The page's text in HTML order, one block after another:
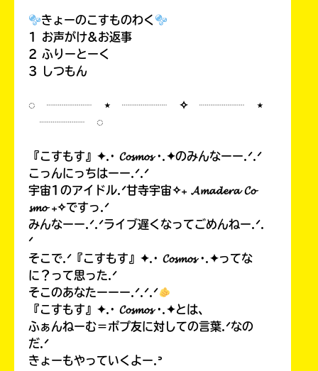
きょーのこすものわく
1 お声がけ&お返事
2 ふりーとーく
3 しつもん
◌ ┈┈┈┈ ⋆ ┈┈┈┈ ✧ ┈┈┈┈ ⋆
┈┈┈┈ ◌
『こすもす』✦.· 𝓒𝓸𝓼𝓶𝓸𝓼 ·.✦のみんなーー.ᐟ.ᐟ
こっんにっちはーー.ᐟ.ᐟ
宇宙1のアイドル.ᐟ甘寺宇宙✧₊ 𝓐𝓶𝓪𝓭𝓮𝓻𝓪 𝓒𝓸
𝓼𝓶𝓸 ₊✧ですっ.ᐟ
みんなーー.ᐟ.ᐟライブ遅くなってごめんねー.ᐟ.
ᐟ
そこで.ᐟ『こすもす』✦.· 𝓒𝓸𝓼𝓶𝓸𝓼 ·.✦ってな
に？って思った.ᐟ
そこのあなたーーー.ᐟ.ᐟ.ᐟ
『こすもす』✦.· 𝓒𝓸𝓼𝓶𝓸𝓼 ·.✦とは、
ふぁんねーむ＝ポプ友に対しての言葉.ᐟなの
だ.ᐟ
きょーもやっていくよー.ᐣ